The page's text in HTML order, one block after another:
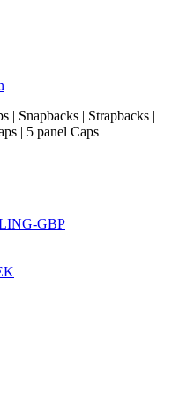
| Snapbacks | Strapbacks |
| 5 panel Caps
GBP